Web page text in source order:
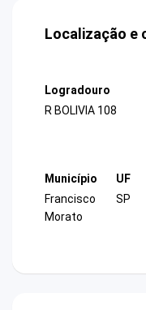
Localização e
Logradouro
R BOLIVIA 108
Município
Francisco
Morato
UF
SP